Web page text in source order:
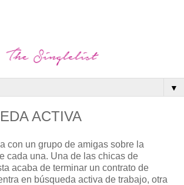
▼
ACTIVA
con un grupo de amigas sobre la
cada una. Una de las chicas de
acaba de terminar un contrato de
en búsqueda activa de trabajo, otra